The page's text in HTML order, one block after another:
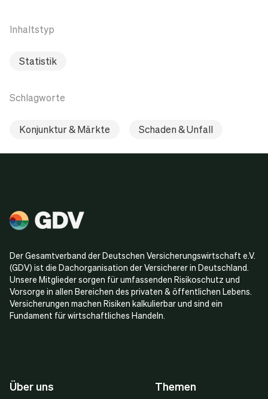
Inhaltstyp
Statistik
Schlagworte
Konjunktur & Märkte Schaden & Unfall
Der Gesamtverband der Deutschen Versicherungswirtschaft e.V.
(GDV) ist die Dachorganisation der Versicherer in Deutschland.
Unsere Mitglieder sorgen für umfassenden Risikoschutz und
Vorsorge in allen Bereichen des privaten & öffentlichen Lebens.
Versicherungen machen Risiken kalkulierbar und sind ein
Fundament für wirtschaftliches Handeln.
Über uns Themen